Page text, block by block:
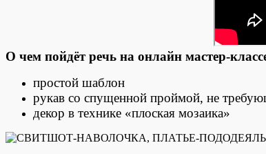
О чем пойдёт речь на онлайн мастер-
простой шаблон
рукав со спущенной проймой, не
декор в технике «плоская мозаика»